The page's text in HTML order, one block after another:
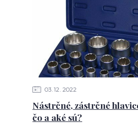
03 12 2022
Nástrčné, zástrčné
čo a aké sú?